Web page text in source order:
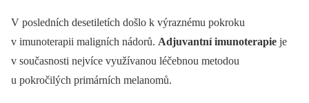
V posledních desetiletích došlo k výraznému pokroku
v imunoterapii maligních nádorů. Adjuvantní imunoterapie je
v současnosti nejvíce využívanou léčebnou metodou
u pokročilých primárních melanomů.